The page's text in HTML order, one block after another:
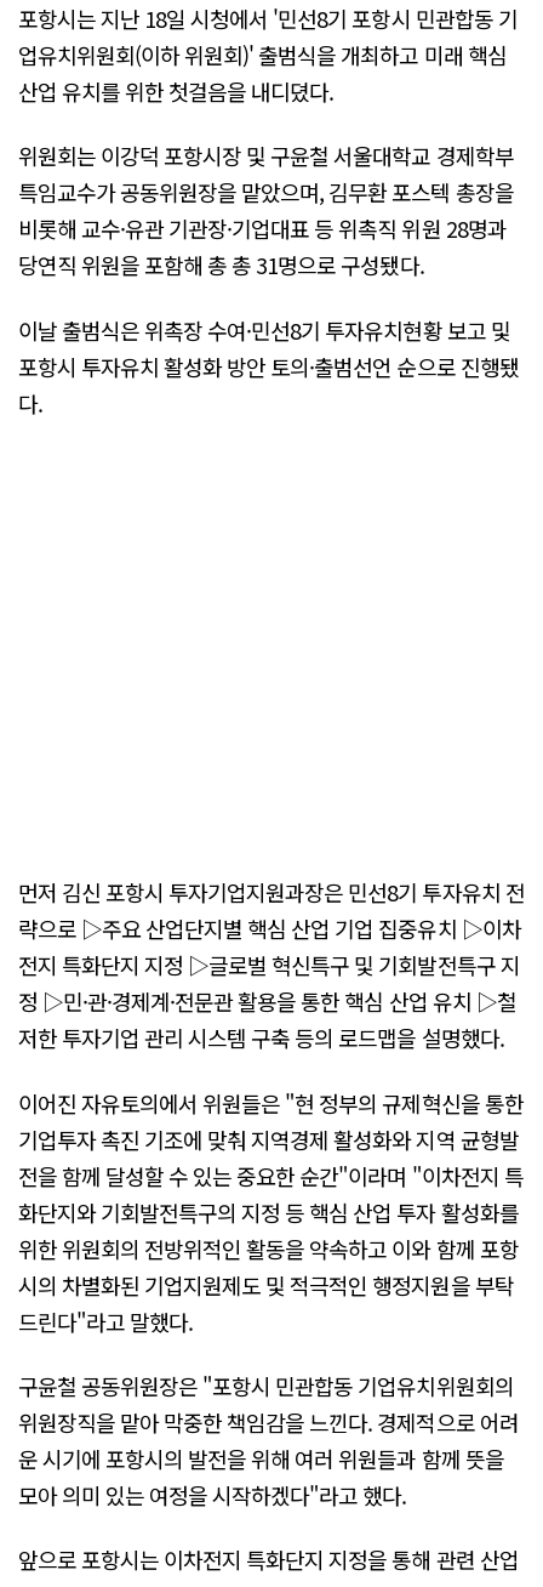
포항시는 지난 18일 시청에서 '민선8기 포항시 민관합동 기
업유치위원회(이하 위원회)' 출범식을 개최하고 미래 핵심
산업 유치를 위한 첫걸음을 내디뎠다.
위원회는 이강덕 포항시장 및 구윤철 서울대학교 경제학부
특임교수가 공동위원장을 맡았으며, 김무환 포스텍 총장을
비롯해 교수·유관 기관장·기업대표 등 위촉직 위원 28명과
당연직 위원을 포함해 총 총 31명으로 구성됐다.
이날 출범식은 위촉장 수여·민선8기 투자유치현황 보고 및
포항시 투자유치 활성화 방안 토의·출범선언 순으로 진행됐
다.
먼저 김신 포항시 투자기업지원과장은 민선8기 투자유치 전
략으로 ▷주요 산업단지별 핵심 산업 기업 집중유치 ▷이차
전지 특화단지 지정 ▷글로벌 혁신특구 및 기회발전특구 지
정 ▷민·관·경제계·전문관 활용을 통한 핵심 산업 유치 ▷철
저한 투자기업 관리 시스템 구축 등의 로드맵을 설명했다.
이어진 자유토의에서 위원들은 "현 정부의 규제혁신을 통한
기업투자 촉진 기조에 맞춰 지역경제 활성화와 지역 균형발
전을 함께 달성할 수 있는 중요한 순간"이라며 "이차전지 특
화단지와 기회발전특구의 지정 등 핵심 산업 투자 활성화를
위한 위원회의 전방위적인 활동을 약속하고 이와 함께 포항
시의 차별화된 기업지원제도 및 적극적인 행정지원을 부탁
드린다"라고 말했다.
구윤철 공동위원장은 "포항시 민관합동 기업유치위원회의
위원장직을 맡아 막중한 책임감을 느낀다. 경제적으로 어려
운 시기에 포항시의 발전을 위해 여러 위원들과 함께 뜻을
모아 의미 있는 여정을 시작하겠다"라고 했다.
앞으로 포항시는 이차전지 특화단지 지정을 통해 관련 산업